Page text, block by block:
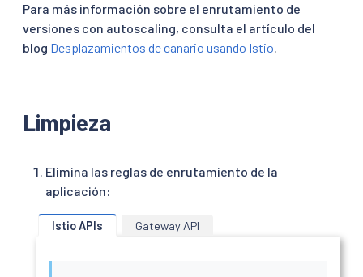
Para más información sobre el enrutamiento de
versiones con autoscaling, consulta el artículo del
blog Desplazamientos de canario usando Istio.
Limpieza
Elimina las reglas de enrutamiento de la
aplicación:
Istio APIs Gateway API